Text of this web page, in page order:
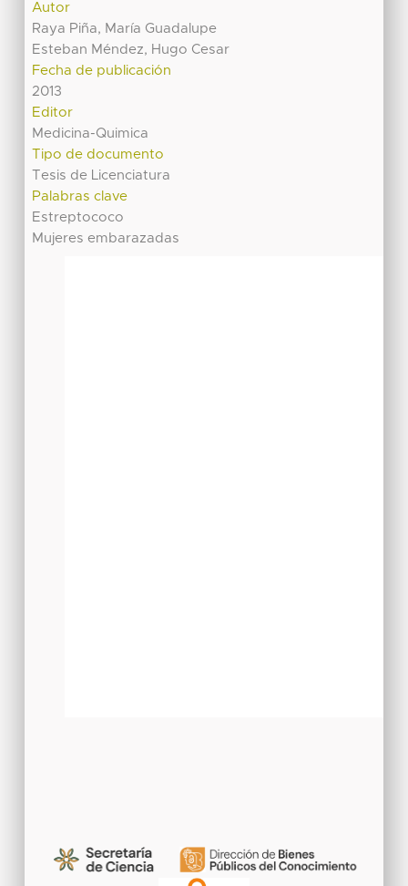
Autor
Raya Piña, María Guadalupe
Esteban Méndez, Hugo Cesar
Fecha de publicación
2013
Editor
Medicina-Quimica
Tipo de documento
Tesis de Licenciatura
Palabras clave
Estreptococo
Mujeres embarazadas